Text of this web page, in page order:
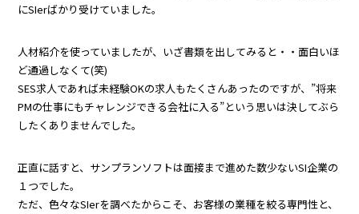
にSIerばかり受けていました。
人材紹介を使っていましたが、いざ書類を出してみると・・面白いほ
ど通過しなくて(笑)
SES求人であれば未経験OKの求人もたくさんあったのですが、”将来
PMの仕事にもチャレンジできる会社に入る”という思いは決してぶら
したくありませんでした。
正直に話すと、サンプランソフトは面接まで進めた数少ないSI企業の
１つでした。
ただ、色々なSIerを調べたからこそ、お客様の業種を絞る専門性と、